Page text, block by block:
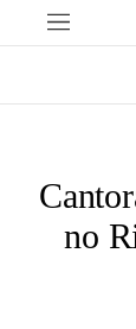
no